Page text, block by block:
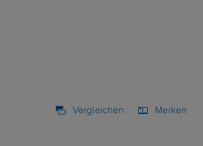
Vergleichen Merken